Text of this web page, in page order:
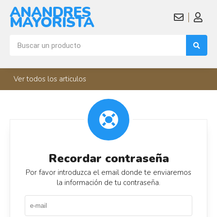
ANANDRES
MAYORISTA
Ver todos los articulos
Recordar contraseña
Por favor introduzca el email donde te enviaremos
la información de tu contraseña.